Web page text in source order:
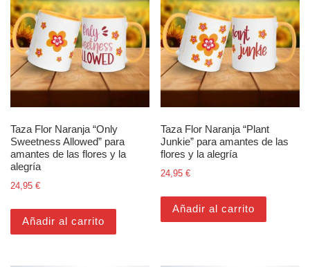
Taza Flor Naranja “Only
Sweetness Allowed” para
amantes de las flores y la
alegría
24,95 €
Añadir al carrito
Taza Flor Naranja “Plant
Junkie” para amantes de las
flores y la alegría
24,95€
Añadir al carrito